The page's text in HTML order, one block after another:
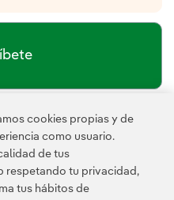
de privacidad de la
abre en ventana nueva.
reCAPTCHA y se aplican la
Términos de servicio de
cookies propias y de
como usuario.
de tus
respetando tu privacidad,
tus hábitos de